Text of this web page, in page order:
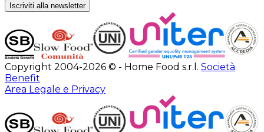
Iscriviti alla newsletter
Copyright 2004-2026 © - Home Food s.r.l. Società
Benefit
Area Legale e Privacy